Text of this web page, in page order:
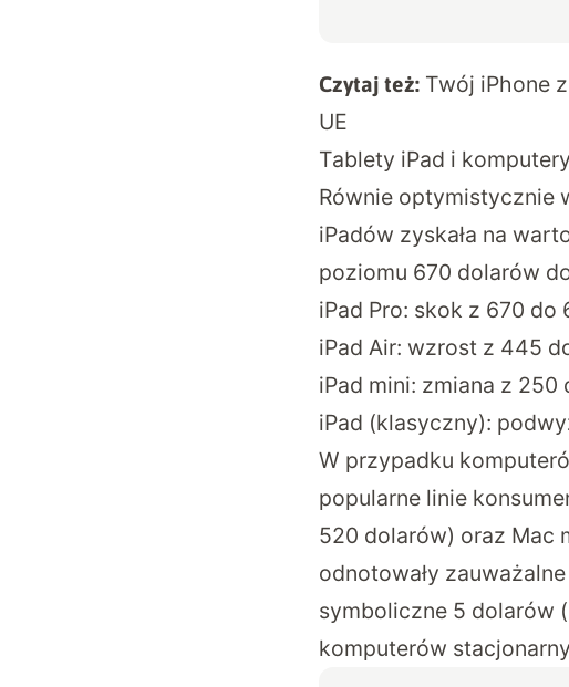
Czytaj też: Twój iPhone
UE
Tablety iPad i
Równie optymistycznie
iPadów zyskała na
poziomu 670 dolarów
iPad Pro: skok z 670 do
iPad Air: wzrost z 445
iPad mini: zmiana z 250
iPad (klasyczny):
W przypadku
popularne linie
520 dolarów) oraz Mac
odnotowały
symboliczne 5 dolarów
komputerów